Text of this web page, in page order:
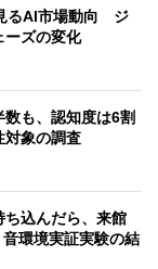
るAI市場動向 ジ
ーズの変化
も、認知度は6割
象の調査
ち込んだら、来館
環境実証実験の結